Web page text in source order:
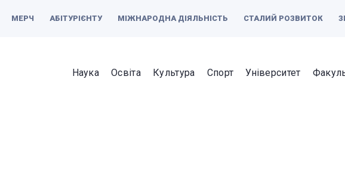
МЕРЧ АБІТУРІЄНТУ МІЖНАРОДНА ДІЯЛЬНІСТЬ СТАЛИЙ РОЗВИТОК
Наука Освіта Культура Спорт Університет